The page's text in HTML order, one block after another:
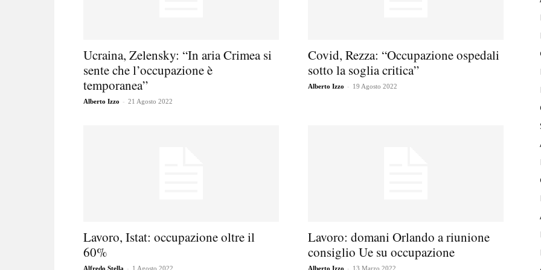
Ucraina, Zelensky: “In aria Crimea si
sente che l’occupazione è
temporanea”
Alberto Izzo - 21 Agosto 2022
Covid, Rezza: “Occupazione ospedali
sotto la soglia critica”
Alberto Izzo - 19 Agosto 2022
Lavoro, Istat: occupazione oltre il
60%
Alfredo Stella - 1 Agosto 2022
Lavoro: domani Orlando a riunione
consiglio Ue su occupazione
Alberto Izzo - 13 Marzo 2022